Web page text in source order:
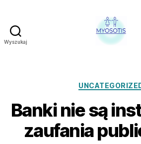
Wyszukaj
Banki nie są
zaufania